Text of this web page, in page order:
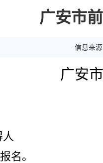
广安市
信息来
广安
人
名。